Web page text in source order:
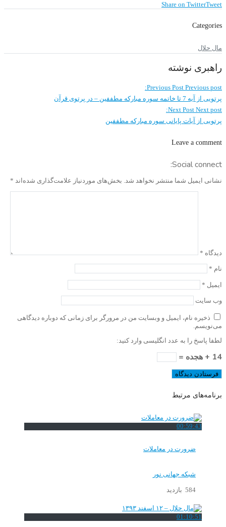
Share on TwitterTweet
Categories
مال حلال
راهبری نوشته
Previous Post Previous post:
پرتویی از آیه 7 تا خاتمه سوره مبارکه مطففین – در پرتوی قرآن
Next Post Next post:
پرتویی از آیات پایانی سوره مبارکه مطففین
Leave a comment
Social connect:
نشانی ایمیل شما منتشر نخواهد شد. بخش‌های موردنیاز علامت‌گذاری شده‌اند *
دیدگاه *
نام *
ایمیل *
وب‌ سایت
ذخیره نام، ایمیل و وبسایت من در مرورگر برای زمانی که دوباره دیدگاهی
می‌نویسم.
لطفا پاسخ را به عدد انگلیسی وارد کنید:
14 + هجده =
برنامه‌های مرتبط
00:59:43
ضرورت در معاملات
شبکه جهانی نور
584 بازدید
01:10:51